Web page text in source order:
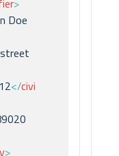
>
Doe
street
12</civi
>